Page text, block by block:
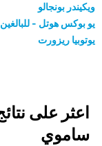
ويكيندر بونجالو
يو بوكس هوتل -
يوتوبيا ريزورت
اعثر على
ساموي